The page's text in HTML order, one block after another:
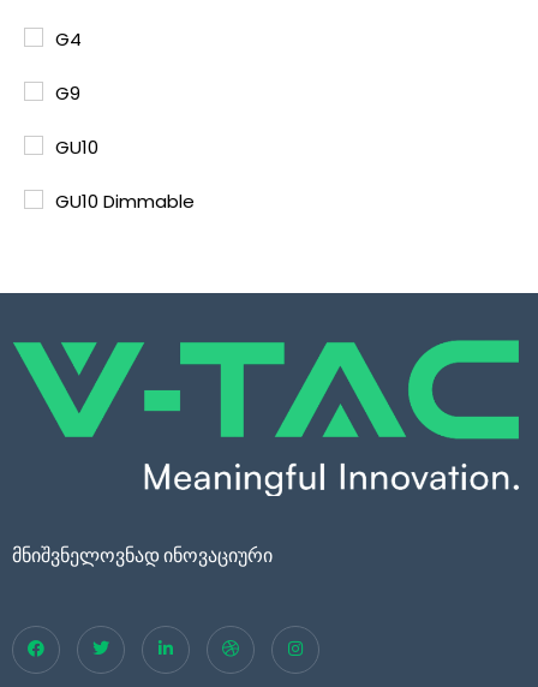
G4
G9
GU10
GU10 Dimmable
მოდულები
ჩარჩო
ჩარჩო ინტეგრირებული
მნიშვნელოვნად ინოვაციური